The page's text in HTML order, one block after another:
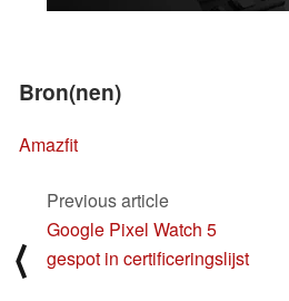
Bron(nen)
Amazfit
⟨
Previous article
Google Pixel Watch 5
gespot in certificeringslijst